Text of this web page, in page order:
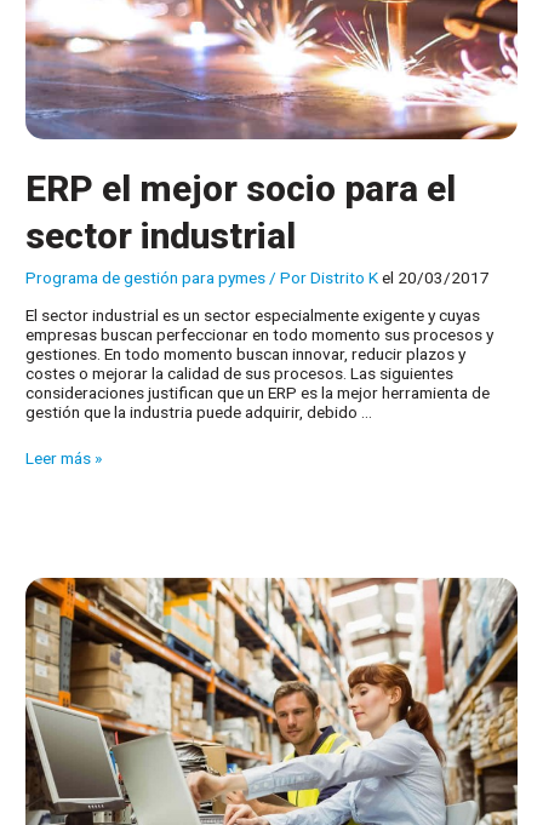
ERP el mejor socio para el
sector industrial
Programa de gestión para pymes / PorDistrito Kel 20/03/2017
El sector industrial es un sector especialmente exigente y cuyas
empresas buscan perfeccionar en todo momento sus procesos y
gestiones. En todo momento buscan innovar, reducir plazos y
costes o mejorar la calidad de sus procesos. Las siguientes
consideraciones justifican que un ERP es la mejor herramienta de
gestión que la industria puede adquirir, debido …
ERP
sector
industrial
Leer más »